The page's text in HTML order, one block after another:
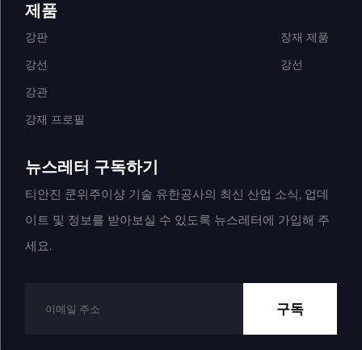
제품
강판
강선
강관
강재 프로필
장재 제품
강선
뉴스레터 구독하기
티안진 쿤위주이샹 기술 유한공사의 최신 산업 소식, 업데
이트 및 정보를 받아보실 수 있도록 뉴스레터에 가입해 주
세요.
구독